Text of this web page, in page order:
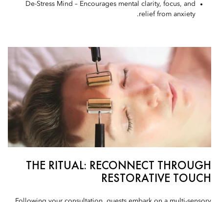
De-Stress Mind – Encourages mental clarity, focus, and
relief from anxiety.
THE RITUAL: RECONNECT THROUGH
RESTORATIVE TOUCH